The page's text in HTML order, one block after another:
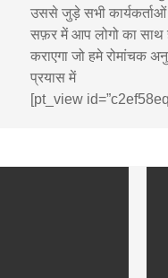
उससे जुड़े सभी
सफ़र में आप लोगो का साथ
कराएगा जो हमे रोमांचक
प्रयास में
[pt_view